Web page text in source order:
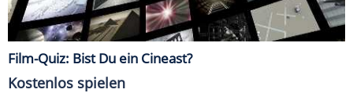
Film-Quiz: Bist Du ein Cineast?
Kostenlos spielen